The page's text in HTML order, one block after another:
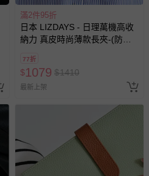
滿2件95折
日本 LIZDAYS - 日理萬機高收
納力 真皮時尚薄款長夾-(防盜
77折
$1079 $1410
最新上架